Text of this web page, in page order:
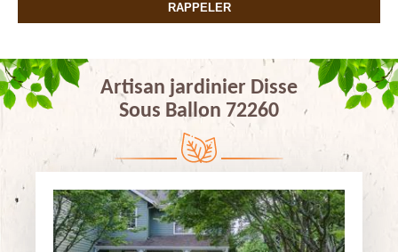
Artisan jardinier Disse
Sous Ballon 72260